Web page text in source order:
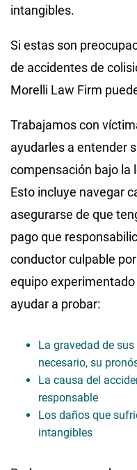
intangibles.
Si estas son
de accidentes de
Morelli Law Firm
Trabajamos con
ayudarles a entender
compensación bajo la
Esto incluye navegar
asegurarse de que
pago que
conductor culpable
equipo
ayudar a probar:
La gravedad de
necesario, su
La causa del
responsable
Los daños que
intangibles